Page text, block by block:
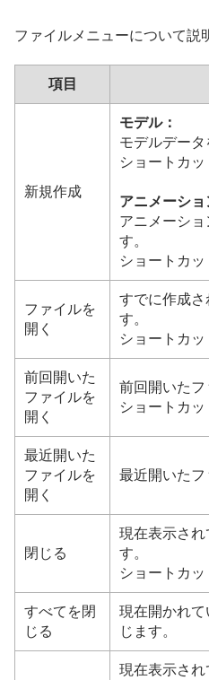
ファイルメニューについて説
項目
新規作成
モデル：
モデルデータ
ショートカ
アニメーショ
アニメーショ
す。
ショートカ
ファイルを
開く
すでに作成さ
す。
ショートカ
前回開いた
ファイルを
開く
前回開いたフ
ショートカ
最近開いた
ファイルを
開く
最近開いたフ
閉じる
現在表示され
す。
ショートカ
すべてを閉
じる
現在開かれ
じます。
現在表示され